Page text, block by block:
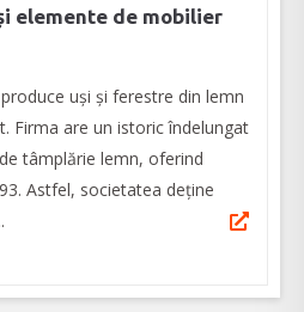
elemente de mobilier
produce uşi şi ferestre din lemn
Firma are un istoric îndelungat
tâmplărie lemn, oferind
Astfel, societatea deține